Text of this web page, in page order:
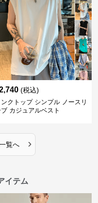
(税込)
ンクトップ シンプル ノースリ
ブ カジュアルベスト
覧へ ›
イテム